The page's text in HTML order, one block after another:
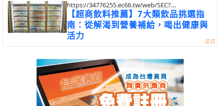
https://34776255.ec66.tw/web/SEC?
postId=1352591
【超商飲料推薦】7大類飲品挑選指
南：從解渴到營養補給，喝出健康與
活力